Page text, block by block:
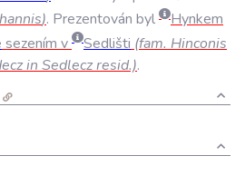
). Prezentován byl
Hynkem
sezením v Sedlišti (fam. Hinconis
in Sedleczresid.).